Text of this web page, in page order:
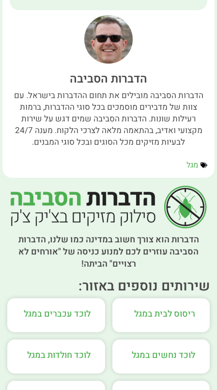
הדברות הסביבה
הדברות הסביבה מובילים את תחום ההדברות בישראל. עם
צוות של מדבירים מוסמכים בכל סוגי ההדברות, ברמות
רעילות שונות. הדברות הסביבה שמים דגש על שירות
מקצועי ואדיב, בהתאמה מלאה לצרכי הלקוח. מענה 24/7
לבעיות מזיקים מכל הסוגים ובכל סוגי המבנים.
מגל
הדברות הוא צורך חשוב במדינה כמו שלנו, הדברות
הסביבה עוזרים לכם למנוע כניסה של "אורחים לא
רצויים" הביתה!
שירותים נוספים באזור:
ריסוס לבית במגל לוכד עכברים במגל
לוכד נחשים במגל לוכד חולדות במגל